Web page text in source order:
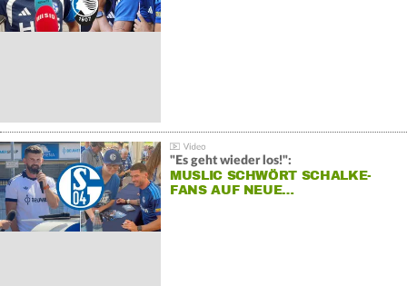
"Es geht wieder los!":
MUSLIC SCHWÖRT SCHALKE-
FANS AUF NEUE…